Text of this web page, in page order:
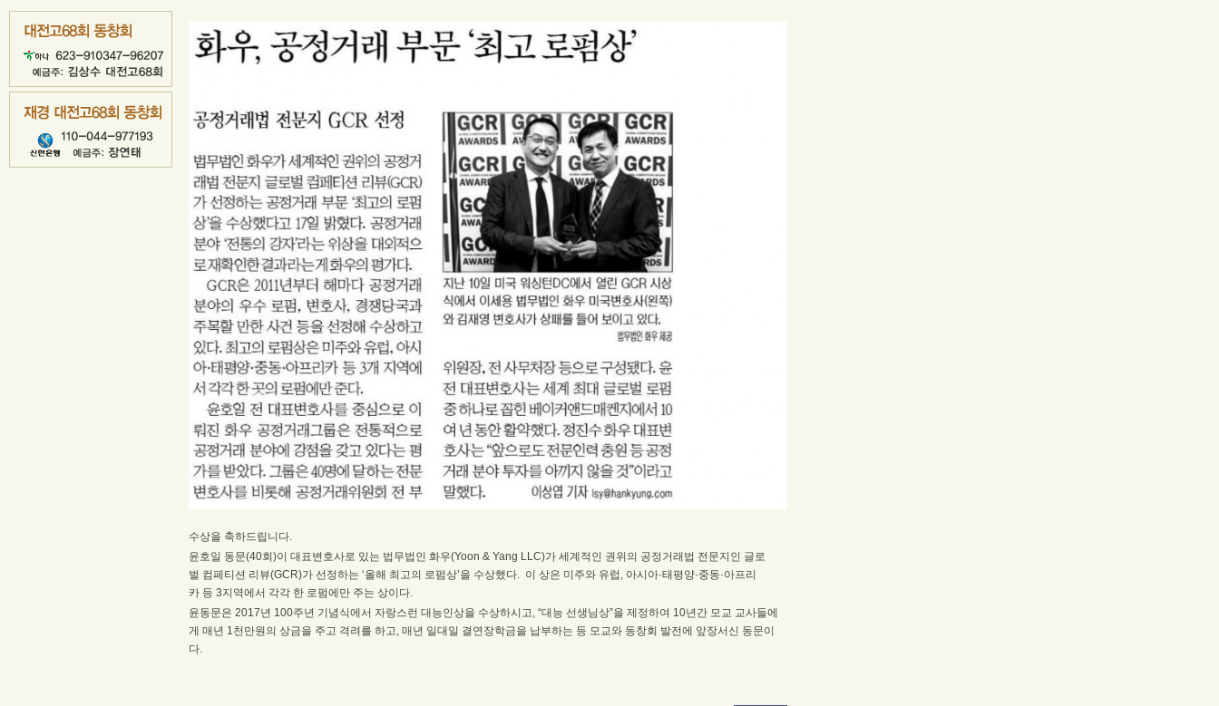
수상을 축하드립니다.
윤호일 동문(40회)이 대표변호사로 있는 법무법인 화우(Yoon & Yang LLC)가 세계적인 권위의 공정거래법 전문지인 글로
벌 컴페티션 리뷰(GCR)가 선정하는 ‘올해 최고의 로펌상’을 수상했다. 이 상은 미주와 유럽, 아시아·태평양·중동·아프리
카 등 3지역에서 각각 한 로펌에만 주는 상이다.
윤동문은 2017년 100주년 기념식에서 자랑스런 대능인상을 수상하시고, “대능 선생님상”을 제정하여 10년간 모교 교사들에
게 매년 1천만원의 상금을 주고 격려를 하고, 매년 일대일 결연장학금을 납부하는 등 모교와 동창회 발전에 앞장서신 동문이
다.